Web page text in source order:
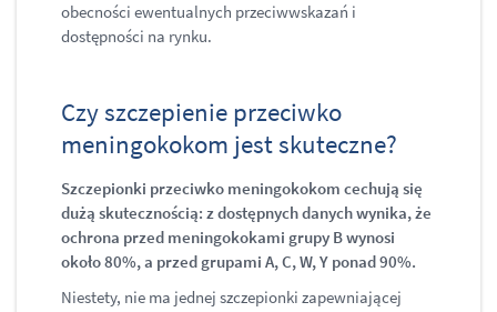
obecności ewentualnych przeciwwskazań i
dostępności na rynku.
Czy szczepienie przeciwko
meningokokom jest skuteczne?
Szczepionki przeciwko meningokokom cechują się
dużą skutecznością: z dostępnych danych wynika, że
ochrona przed meningokokami grupy B wynosi
około 80%, a przed grupami A, C, W, Y ponad 90%.
Niestety, nie ma jednej szczepionki zapewniającej